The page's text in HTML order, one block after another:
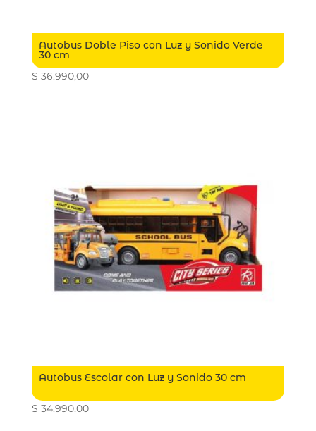
Autobus Doble Piso con Luz y Sonido Verde
30 cm
$ 36.990,00
Autobus Escolar con Luz y Sonido 30 cm
$ 34.990,00